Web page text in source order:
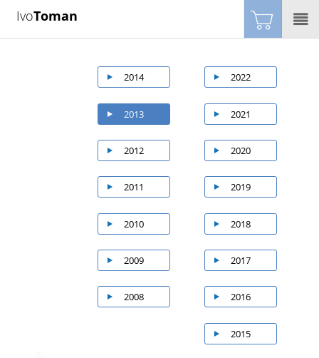
IvoToman
2022
2021
2020
2019
2018
2017
2016
2015
2014
2013
2012
2011
2010
2009
2008